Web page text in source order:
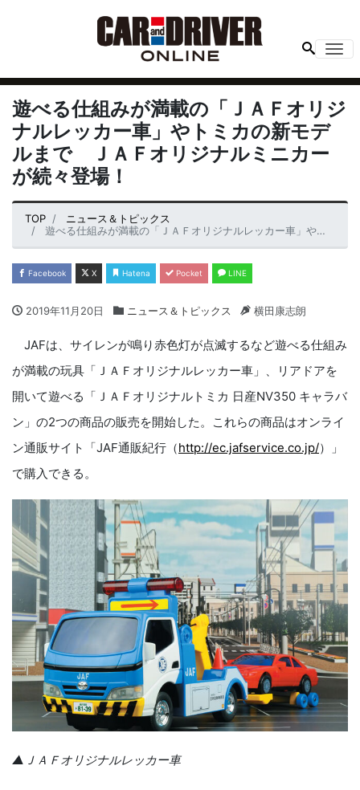
遊べる仕組みが満載の「ＪＡＦオリジ
ナルレッカー車」やトミカの新モデ
ルまで ＪＡＦオリジナルミニカー
が続々登場！
TOP
ニュース＆トピックス
遊べる仕組みが満載の「ＪＡＦオリジナルレッカー車」やトミカの新モデルまで ＪＡＦオリジナルミニカーが続々登場！
Facebook X Hatena Pocket LINE
2019年11月20日 ニュース＆トピックス 横田康志朗
JAFは、サイレンが鳴り赤色灯が点滅するなど遊べる仕組み
が満載の玩具「ＪＡＦオリジナルレッカー車」、リアドアを
開いて遊べる「ＪＡＦオリジナルトミカ 日産NV350 キャラバ
ン」の2つの商品の販売を開始した。これらの商品はオンライ
ン通販サイト「JAF通販紀行（http://ec.jafservice.co.jp/）」
で購入できる。
▲ＪＡＦオリジナルレッカー車